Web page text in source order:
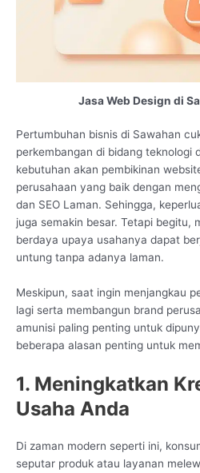
Jasa Web Design di
Pertumbuhan bisnis di Sawahan
perkembangan di bidang teknologi
kebutuhan akan pembikinan
perusahaan yang baik dengan
dan SEO Laman. Sehingga,
juga semakin besar. Tetapi begitu,
berdaya upaya usahanya dapat
untung tanpa adanya laman.
Meskipun, saat ingin menjangkau
lagi serta membangun brand
amunisi paling penting untuk
beberapa alasan penting untuk
1. Meningkatkan
Usaha Anda
Di zaman modern seperti ini,
seputar produk atau layanan